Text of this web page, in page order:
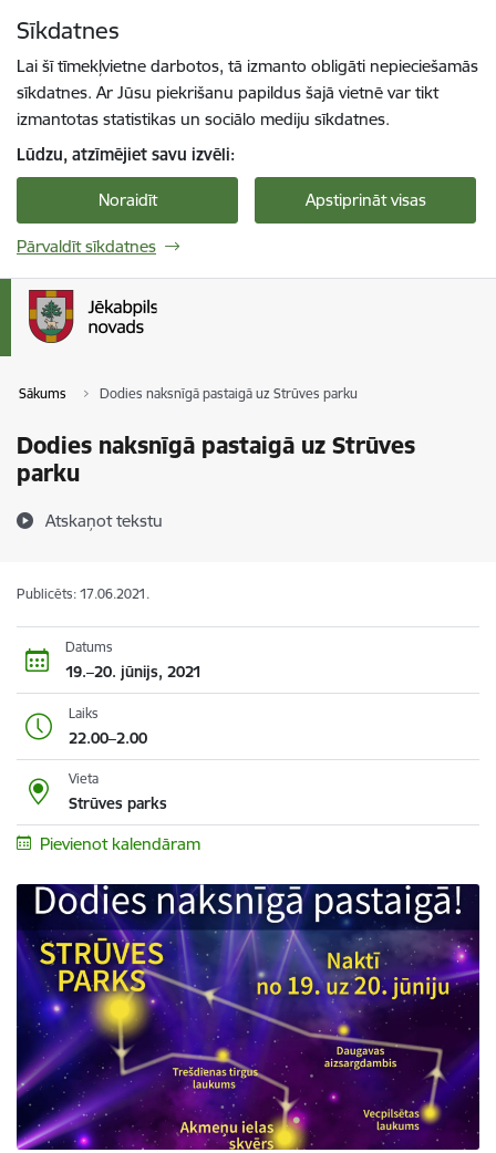
Sīkdatnes
Lai šī tīmekļvietne darbotos, tā izmanto obligāti nepieciešamās
sīkdatnes. Ar Jūsu piekrišanu papildus šajā vietnē var tikt
izmantotas statistikas un sociālo mediju sīkdatnes.
Lūdzu, atzīmējiet savu izvēli:
Noraidīt Apstiprināt visas
Pārvaldīt sīkdatnes
Sākums Dodies naksnīgā pastaigā uz Strūves parku
Dodies naksnīgā pastaigā uz Strūves
parku
Atskaņot tekstu
Publicēts: 17.06.2021.
Datums
19.–20. jūnijs, 2021
Laiks
22.00–2.00
Vieta
Strūves parks
Pievienot kalendāram